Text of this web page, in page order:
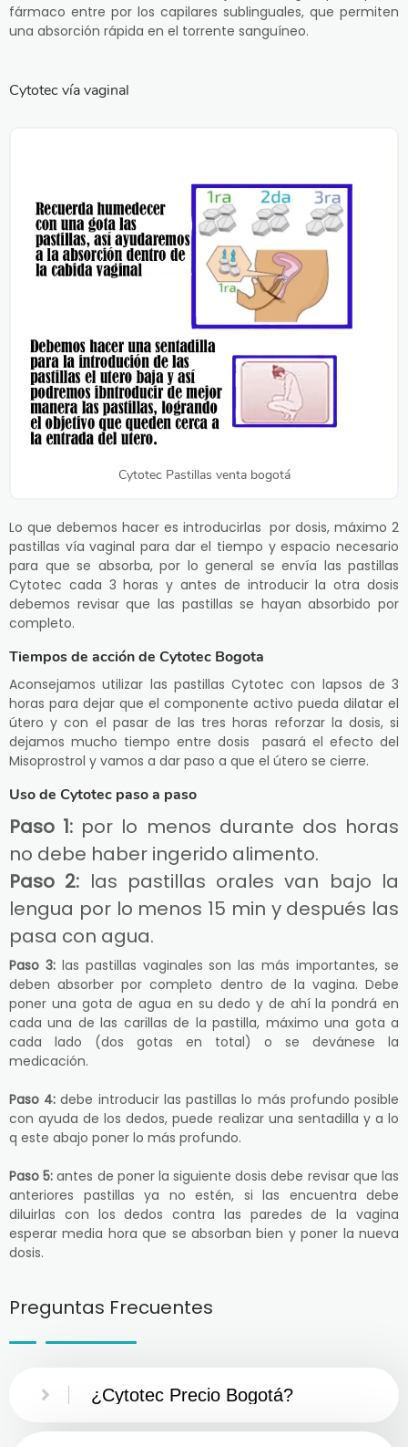
fármaco entre por los capilares sublinguales, que permiten
una absorción rápida en el torrente sanguíneo.
Cytotec vía vaginal
Cytotec Pastillas venta bogotá
Lo que debemos hacer es introducirlas por dosis, máximo 2
pastillas vía vaginal para dar el tiempo y espacio necesario
para que se absorba, por lo general se envía las pastillas
Cytotec cada 3 horas y antes de introducir la otra dosis
debemos revisar que las pastillas se hayan absorbido por
completo.
Tiempos de acción de Cytotec Bogota
Aconsejamos utilizar las pastillas Cytotec con lapsos de 3
horas para dejar que el componente activo pueda dilatar el
útero y con el pasar de las tres horas reforzar la dosis, si
dejamos mucho tiempo entre dosis pasará el efecto del
Misoprostrol y vamos a dar paso a que el útero se cierre.
Uso de Cytotec paso a paso
Paso 1: por lo menos durante dos horas
no debe haber ingerido alimento.
Paso 2: las pastillas orales van bajo la
lengua por lo menos 15 min y después las
pasa con agua.
Paso 3:las pastillas vaginales son las más importantes, se
deben absorber por completo dentro de la vagina. Debe
poner una gota de agua en su dedo y de ahí la pondrá en
cada una de las carillas de la pastilla, máximo una gota a
cada lado (dos gotas en total) o se devánese la
medicación.
Paso 4: debe introducir las pastillas lo más profundo posible
con ayuda de los dedos, puede realizar una sentadilla y a lo
q este abajo poner lo más profundo.
Paso 5: antes de poner la siguiente dosis debe revisar que las
anteriores pastillas ya no estén, si las encuentra debe
diluirlas con los dedos contra las paredes de la vagina
esperar media hora que se absorban bien y poner la nueva
dosis.
Preguntas Frecuentes
¿Cytotec Precio Bogotá?